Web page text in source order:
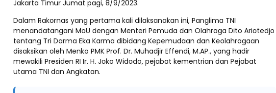
Jakarta Timur Jumat pagi, 8/9/2023.
Dalam Rakornas yang pertama kali dilaksanakan ini, Panglima TNI
menandatangani MoU dengan Menteri Pemuda dan Olahraga Dito Ariotedjo
tentang Tri Darma Eka Karma dibidang Kepemudaan dan Keolahragaan
disaksikan oleh Menko PMK Prof. Dr. Muhadjir Effendi, M.AP., yang hadir
mewakili Presiden RI Ir. H. Joko Widodo, pejabat kementrian dan Pejabat
utama TNI dan Angkatan.